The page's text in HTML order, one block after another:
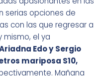
serias opciones de
con las que regresar a
mismo, el ya
Edo y Sergio
mariposa S10,
Mañana